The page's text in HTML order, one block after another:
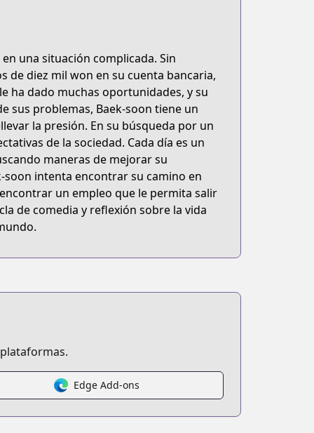
una situación complicada. Sin
de diez mil won en su cuenta bancaria,
ha dado muchas oportunidades, y su
sus problemas, Baek-soon tiene un
la presión. En su búsqueda por un
de la sociedad. Cada día es un
maneras de mejorar su
soon intenta encontrar su camino en
un empleo que le permita salir
de comedia y reflexión sobre la vida
Edge Add-ons